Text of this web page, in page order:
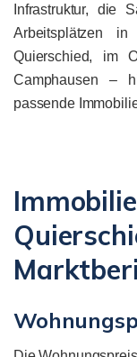
Infrastruktur, die
Arbeitsplätzen
Quierschied, im
Camphausen –
passende